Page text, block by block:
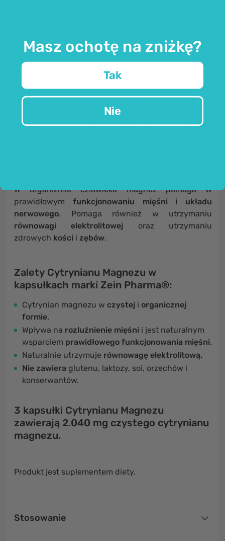
Cytrynian magnezuto organiczna forma magnezu,
którą organizm może przyswoić znacznie lepiej niż
inne formy magnezu. W XVIII wieku szkocki lekarz i
chemikJoseph Blackbył pierwszą osobą, która
związki magnezu
wówczas jeszcze wielu właściwości magnezu. Dziś
W organizmie człowieka magnez pomaga w
prawidłowym funkcjonowaniu mięśni i układu
nerwowego. Pomaga również w utrzymaniu
równowagi elektrolitowej oraz utrzymaniu
zdrowych kości i zębów.
Zalety Cytrynianu Magnezu w
kapsułkach marki Zein Pharma®:
Cytrynian magnezu w czystej i organicznej
formie.
Wpływa na rozluźnienie mięśni i jest naturalnym
wsparciem prawidłowego funkcjonowania mięśni.
Naturalnie utrzymuje równowagę elektrolitową.
Nie zawiera glutenu, laktozy, soi, orzechów i
konserwantów.
3 kapsułki Cytrynianu Magnezu
zawierają 2.040 mg czystego cytrynianu
magnezu.
Produkt jest suplementem diety.
Stosowanie
Masz ochotę na zniżkę?
Tak
Nie